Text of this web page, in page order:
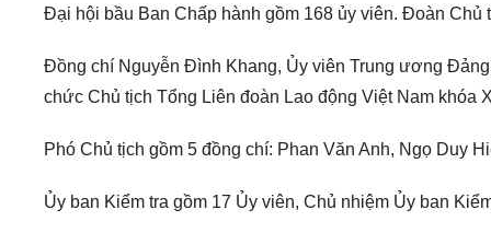
Đại hội bầu Ban Chấp hành gồm 168 ủy viên. Đoàn Chủ
Đồng chí Nguyễn Đình Khang, Ủy viên Trung ương
chức Chủ tịch Tổng Liên đoàn Lao động Việt Nam khóa
Phó Chủ tịch gồm 5 đồng chí: Phan Văn Anh, Ngọ Duy
Ủy ban Kiểm tra gồm 17 Ủy viên, Chủ nhiệm Ủy ban